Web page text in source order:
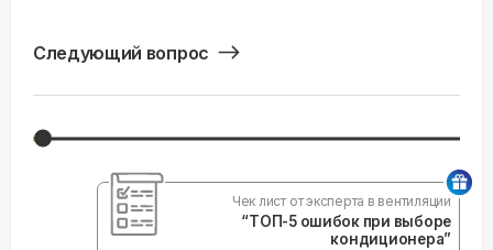
Следующий вопрос
Чек лист от эксперта в вентиляции
“ТОП-5 ошибок при выборе
кондиционера”